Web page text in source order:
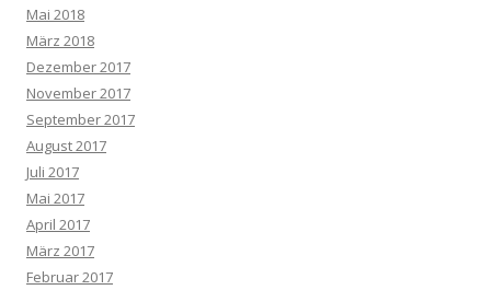
Mai 2018
März 2018
Dezember 2017
November 2017
September 2017
August 2017
Juli 2017
Mai 2017
April 2017
März 2017
Februar 2017